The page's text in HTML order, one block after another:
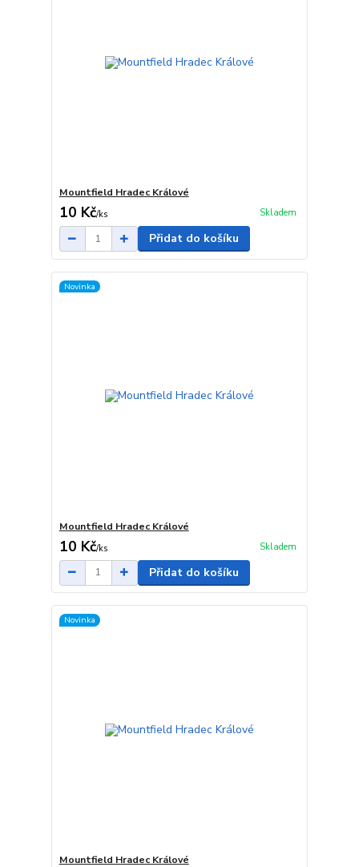
Mountfield Hradec Králové
10 Kč/ks Skladem
Přidat do košíku
Novinka
Mountfield Hradec Králové
10 Kč/ks Skladem
Přidat do košíku
Novinka
Mountfield Hradec Králové